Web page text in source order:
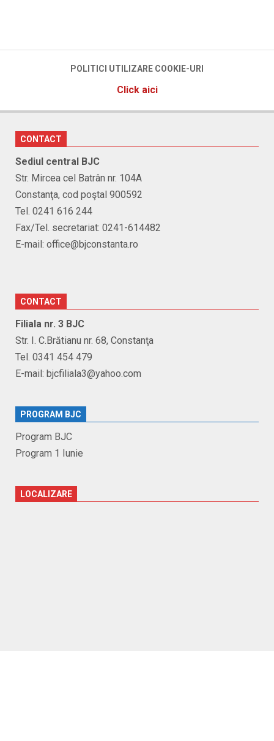
POLITICI UTILIZARE COOKIE-URI
Click aici
CONTACT
Sediul central BJC
Str. Mircea cel Batrân nr. 104A
Constanţa, cod poştal 900592
Tel. 0241 616 244
Fax/Tel. secretariat: 0241-614482
E-mail: office@bjconstanta.ro
CONTACT
Filiala nr. 3 BJC
Str. I. C.Brătianu nr. 68, Constanţa
Tel. 0341 454 479
E-mail: bjcfiliala3@yahoo.com
PROGRAM BJC
Program BJC
Program 1 Iunie
LOCALIZARE